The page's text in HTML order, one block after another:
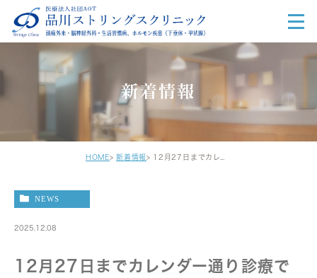
新着情報
HOME 新着情報
NEWS
2025.12.08
12月27日までカレンダー通り診療で